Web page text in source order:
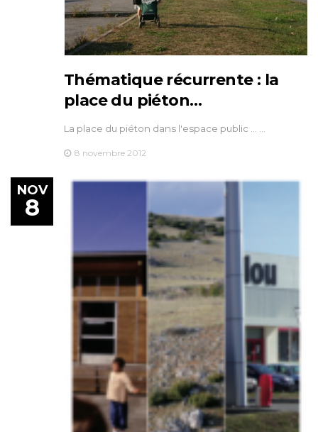
Thématique récurrente : la
place du piéton…
La place du piéton dans l'espace public ... …
8 novembre 2012
NOV
8